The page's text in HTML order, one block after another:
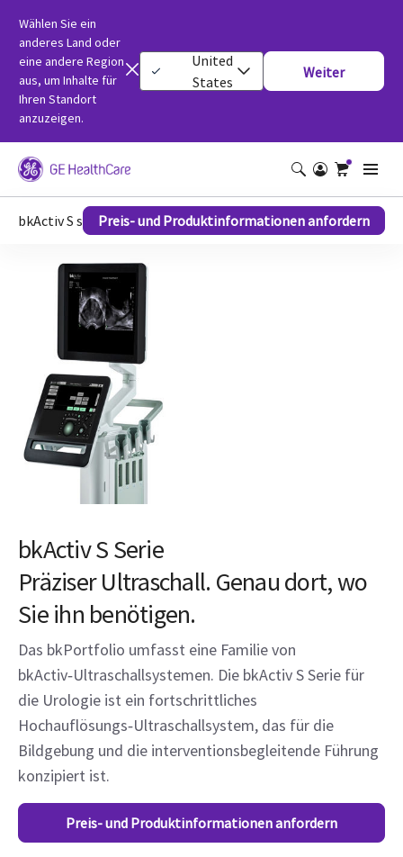
Wählen Sie ein
anderes Land oder
eine andere Region
aus, um Inhalte für
Ihren Standort
anzuzeigen.
United
States
Weiter
bkActiv S seriesPreis- und Produktinformationen anfordern
bkActiv S Serie
Präziser Ultraschall. Genau dort, wo
Sie ihn benötigen.
Das bkPortfolio umfasst eine Familie von
bkActiv‑Ultraschallsystemen. Die bkActiv S Serie für
die Urologie ist ein fortschrittliches
Hochauflösungs‑Ultraschallsystem, das für die
Bildgebung und die interventionsbegleitende Führung
konzipiert ist.
Preis- und Produktinformationen anfordern